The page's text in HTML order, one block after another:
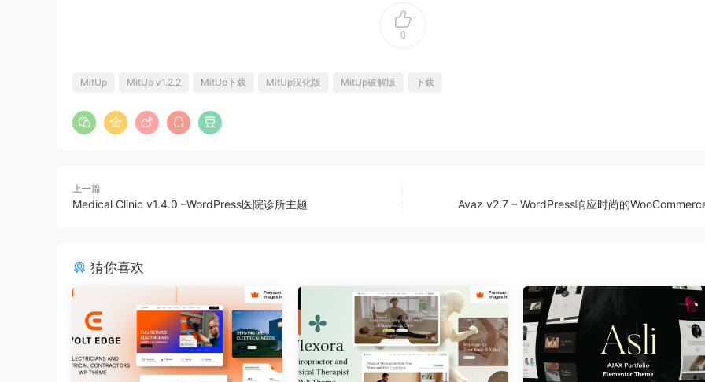
0
MitUp MitUp v1.2.2 MitUp下载 MitUp汉化版 MitUp破解版 下载
上一篇
Medical Clinic v1.4.0 –WordPress医院诊所主题 Avaz v2.7 – WordPress响应时尚的
猜你喜欢